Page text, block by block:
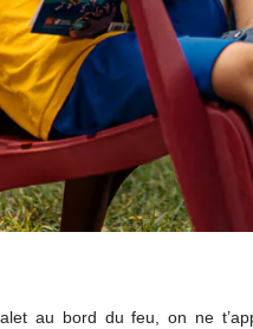
au bord du feu, on ne